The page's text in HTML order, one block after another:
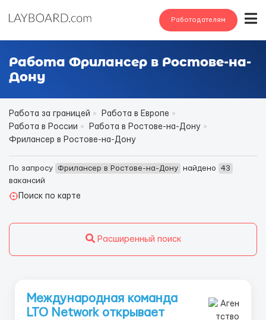
Работодателям
Работа Фрилансер в Ростове-на-
Дону
Работа за границей
Работа в Европе
Работа в России
Работа в Ростове-на-Дону
Фрилансер в Ростове-на-Дону
По запросу Фрилансер в Ростове-на-Дону найдено
43
вакансий
Поиск по карте
Расширенный поиск
Международная команда
LTO Network открывает